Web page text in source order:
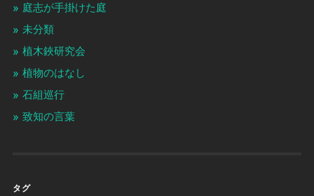
庭志が手掛けた庭
未分類
植木鋏研究会
植物のはなし
石組巡行
致知の言葉
タグ